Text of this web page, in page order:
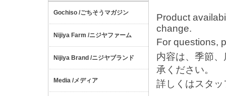
Gochiso /ごちそうマガジン
Nijiya Farm /ニジヤファーム
Nijiya Brand /ニジヤブランド
Media / メディア
Product
change.
For questions,
内容は、季節
承ください。
詳しくはスタ